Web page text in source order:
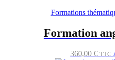
Formations
Formation
360,00 € TTC